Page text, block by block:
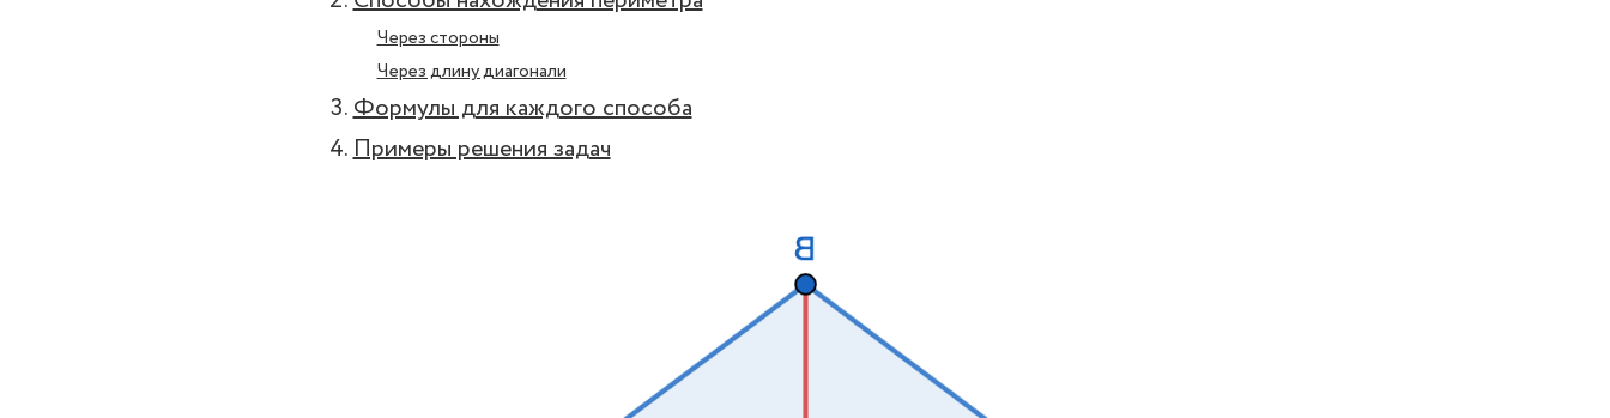
Через стороны
Через длину диагонали
Формулы для каждого способа
Примеры решения задач